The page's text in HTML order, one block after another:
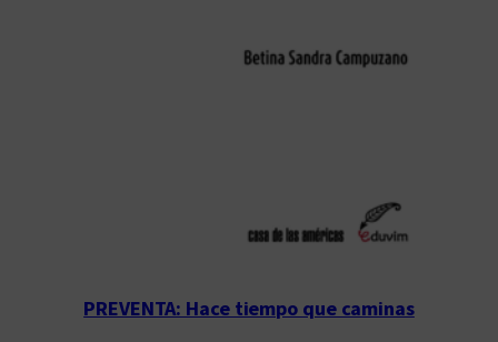
PREVENTA: Hace tiempo que caminas